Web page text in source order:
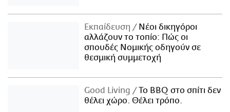
Εκπαίδευση
Νέοι δικηγόροι
αλλάζουν το τοπίο: Πώς οι
σπουδές Νομικής οδηγούν σε
θεσμική συμμετοχή
Good Living
Το BBQ στο σπίτι δεν
θέλει χώρο. Θέλει τρόπο.